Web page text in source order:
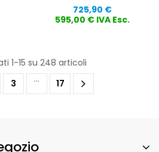
Prezzo
725,90 €
595,00 € IVA Esc.
1-15 su 248 articoli
3 … 17